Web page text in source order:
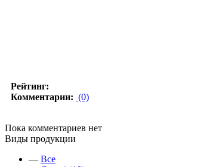
Рейтинг:
Комментарии: (0)
Пока комментариев нет
Виды продукции
— Все